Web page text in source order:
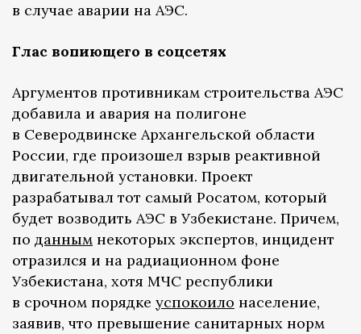
в случае аварии на АЭС.
Глас вопиющего в соцсетях
Аргументов противникам строительства АЭС
добавила и авария на полигоне
в Северодвинске Архангельской области
России, где произошел взрыв реактивной
двигательной установки. Проект
разрабатывал тот самый Росатом, который
будет возводить АЭС в Узбекистане. Причем,
по данным некоторых экспертов, инцидент
отразился и на радиационном фоне
Узбекистана, хотя МЧС республики
в срочном порядке успокоило население,
заявив, что превышение санитарных норм